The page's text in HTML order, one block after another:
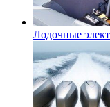
Лодочные